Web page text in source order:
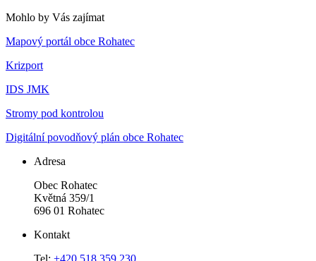
Mohlo by Vás zajímat
Mapový portál obce Rohatec
Krizport
IDS JMK
Stromy pod kontrolou
Digitální povodňový plán obce Rohatec
Adresa
Obec Rohatec
Květná 359/1
696 01 Rohatec
Kontakt
Tel: +420 518 359 230